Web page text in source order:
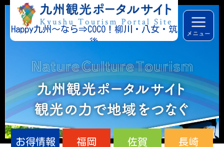
Happy九州～なら⇒COCO！柳川・八女・筑
後
お得情報 福岡 佐賀 長崎